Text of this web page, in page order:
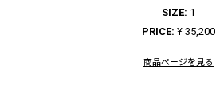
SIZE: 1
PRICE: ¥ 35,200
商品ページを見る